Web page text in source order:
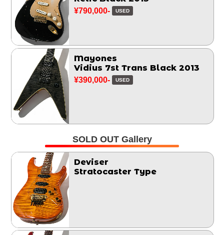
¥790,000- USED
Mayones
Vidius 7st Trans Black 2013
¥390,000- USED
SOLD OUT Gallery
Deviser
Stratocaster Type